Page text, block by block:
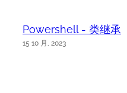
Powershell - 类继承
15 10 月, 2023